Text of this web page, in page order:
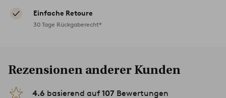
Einfache Retoure
30 Tage Rückgaberecht*
Rezensionen anderer Kunden
4.6 basierend auf 107 Bewertungen